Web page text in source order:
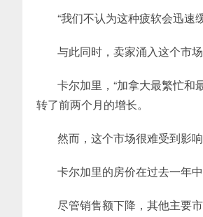
“我们不认为这种疲软会迅速
与此同时，卖家涌入这个市
卡尔加里，“加拿大最繁忙和
转了前两个月的增长。
然而，这个市场很难受到影
卡尔加里的房价在过去一年
尽管销售额下降，其他主要